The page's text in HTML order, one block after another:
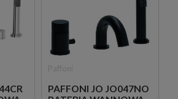
PAFFONI JO JO047NO